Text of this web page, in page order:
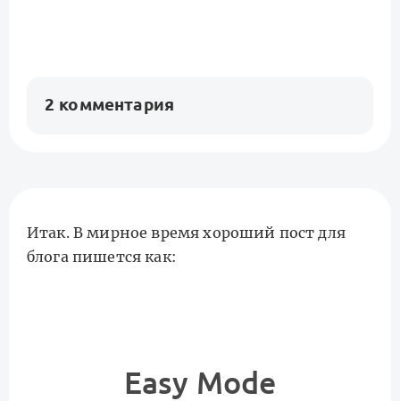
2 комментария
Итак. В мирное время хороший пост для
блога пишется как:
Easy Mode